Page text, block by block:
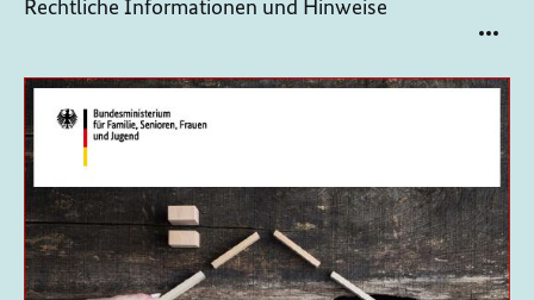
Rechtliche Informationen und Hinweise